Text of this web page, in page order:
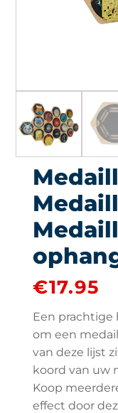
€17.95
Een
om een
van deze lijst
koord van uw
Koop
effect door